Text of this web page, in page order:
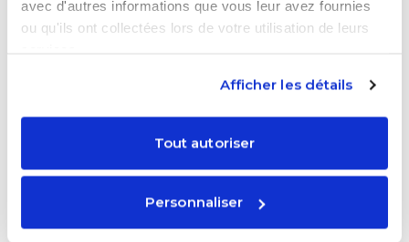
avec d'autres informations que vous leur avez fournies
ou qu'ils ont collectées lors de votre utilisation de leurs
Afficher les détails
Tout autoriser
Personnaliser
tournées vers lessciences humaines et
langues , s’apparentant à un profil ES/L
retrouve beaucoup d’élèves attirés par la
HGGSP – SES, choisie par7% des élèves. Une
combinaison équilibrée mêlant une science
dure (maths) et deux spés de sciences